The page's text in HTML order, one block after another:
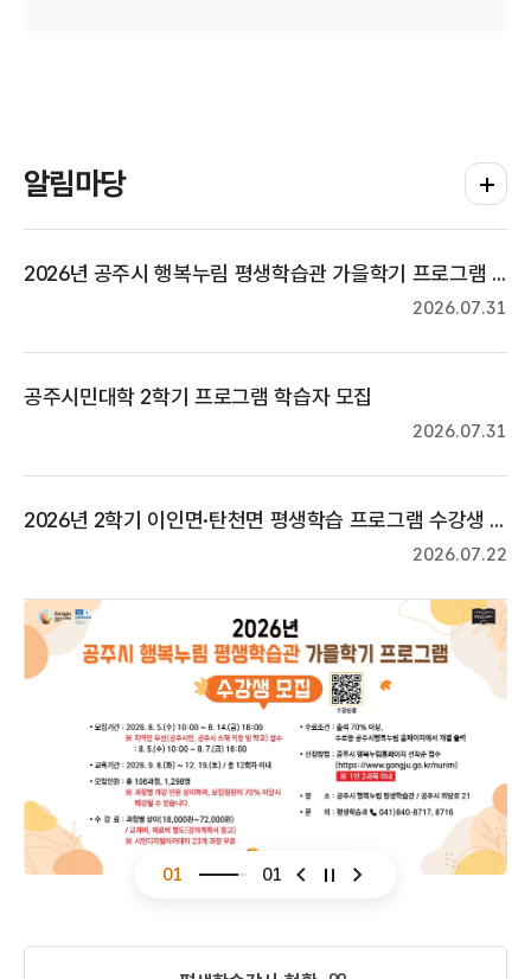
알림마당
2026년 공주시 행복누림 평생학습관 가을학기 프로그램 수강생 모집
2026.07.31
공주시민대학 2학기 프로그램 학습자 모집
2026.07.31
2026년 2학기 이인면·탄천면 평생학습 프로그램 수강생 모집
2026.07.22
더보기
01 01
슬라이드 이전슬라이드 다음